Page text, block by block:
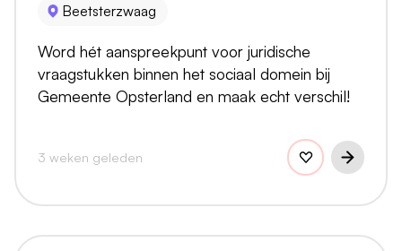
Beetsterzwaag
Word hét aanspreekpunt voor juridische
vraagstukken binnen het sociaal domein bij
Gemeente Opsterland en maak echt verschil!
3 weken geleden